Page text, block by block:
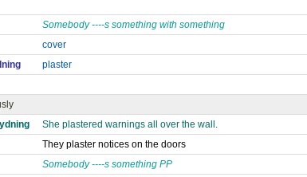
Somebody ----s something with something
cover
plaster
She plastered warnings all over the wall.
They plaster notices on the doors
Somebody ----s something PP